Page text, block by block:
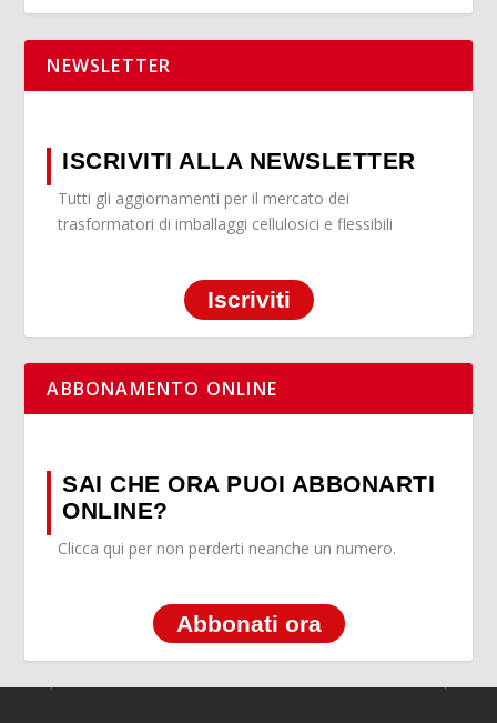
NEWSLETTER
ISCRIVITI ALLA NEWSLETTER
Tutti gli aggiornamenti per il mercato dei
trasformatori di imballaggi cellulosici e flessibili
Iscriviti
ABBONAMENTO ONLINE
SAI CHE ORA PUOI ABBONARTI
ONLINE?
Clicca qui per non perderti neanche un numero.
Abbonati ora